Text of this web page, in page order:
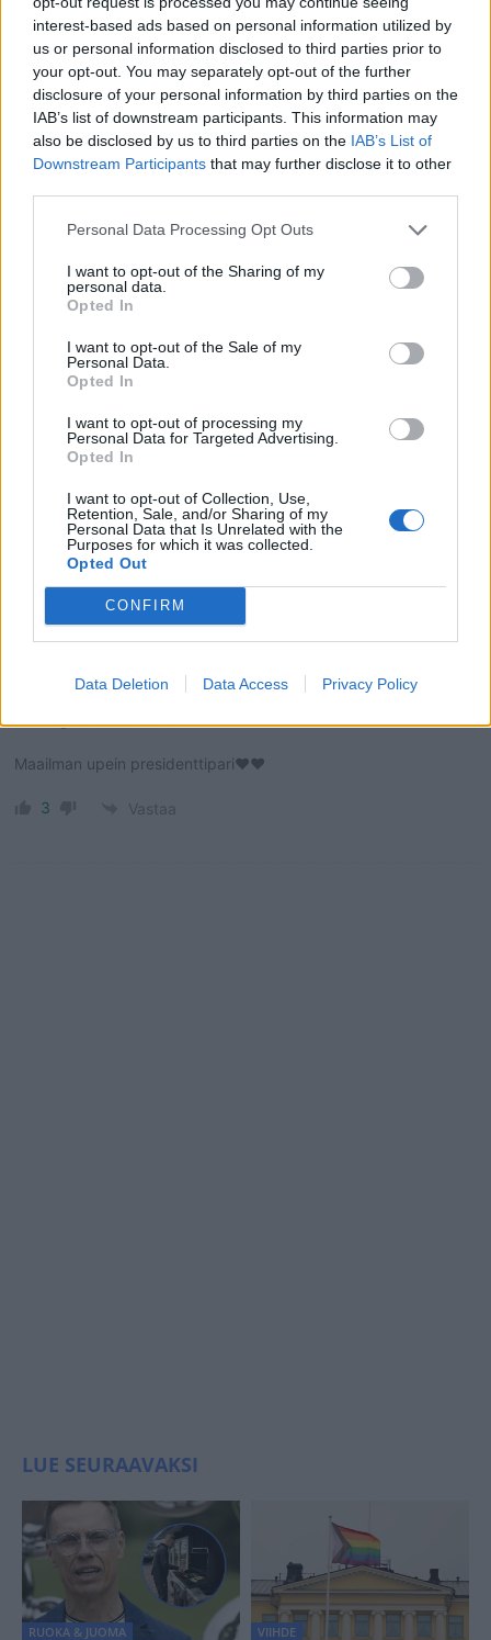
interest-based ads based on personal information utilized by
us or personal information disclosed to third parties prior to
your opt-out. You may separately opt-out of the further
disclosure of your personal information by third parties on the
IAB’s list of downstream participants. This information may
also be disclosed by us to third parties on the IAB’s List of
Downstream Participants that may further disclose it to other
Personal Data Processing Opt Outs
I want to opt-out of the Sharing of my
personal data.
Opted In
I want to opt-out of the Sale of my
Personal Data.
Opted In
I want to opt-out of processing my
Personal Data for Targeted Advertising.
Opted In
I want to opt-out of Collection, Use,
Retention, Sale, and/or Sharing of my
Personal Data that Is Unrelated with the
Purposes for which it was collected.
Opted Out
CONFIRM
Data Deletion Data Access Privacy Policy
Tagit Alexander Stubb New York
Presidenttipari
Suzanne Innes-Stubb
Kommenttiosio
Heräsikö ajatuksia? Kerro mielipiteesi.Tutustu kuitenkin
sääntöihin.
KOMMENTTI
Jättimäinen metsästäjä1
10 kuukautta sitten
Maailman upein presidenttipari❤️❤️
3 Vastaa
LUE SEURAAVAKSI
RUOKA & JUOMA VIIHDE